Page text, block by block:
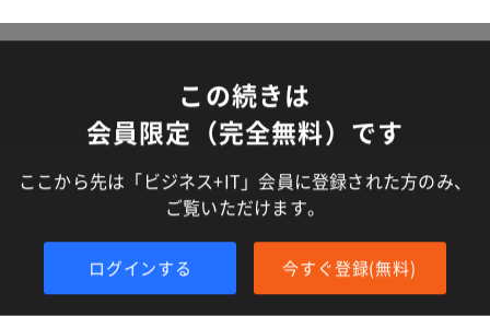
この続きは
会員限定（完全無料）です
ここから先は「ビジネス+IT」会員に登録された方のみ、
ご覧いただけます。
ログインする 今すぐ登録(無料)